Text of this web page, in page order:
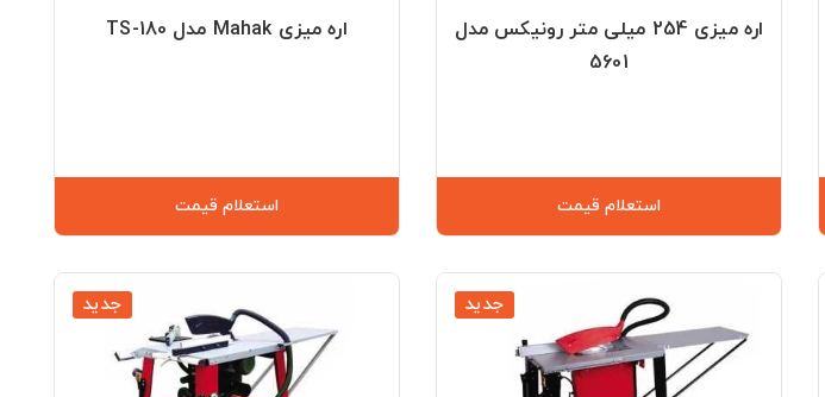
اره میزی 254 میلی متر رونیکس مدل
5601
استعلام قیمت
اره میزی Mahak مدل TS-180
استعلام قیمت
جدید جدید